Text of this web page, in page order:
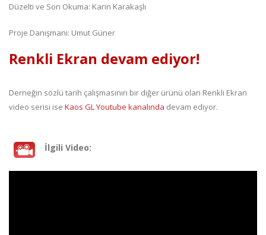
Düzelti ve Son Okuma: Karin Karakaşlı
Proje Danışmanı: Umut Güner
Renkli Ekran devam ediyor!
Derneğin sözlü tarih çalışmasının bir diğer ürünü olan Renkli Ekran
video serisi ise Kaos GL Youtube kanalında devam ediyor.
İlgili Video: